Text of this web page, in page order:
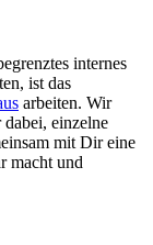
internes
ist das
arbeiten. Wir
einzelne
mit Dir eine
macht und